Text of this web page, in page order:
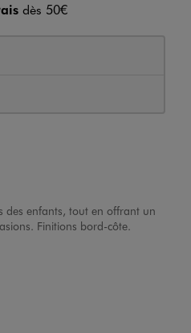
dès 50€
des enfants, tout en offrant un
Finitions bord-côte.